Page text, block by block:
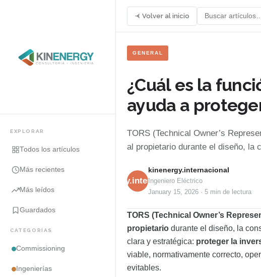
EXPLORAR
Todos los artículos
Más recientes
Más leídos
Guardados
CATEGORÍAS
Commissioning
Ingenierías
Volver al inicio
GENERAL
¿Cuál es la
ayuda a
TORS (Technical Owner’s
al propietario durante el diseño, la
kinenergy.internacional
kinenergy.internacional
Ingeniero Eléctrico
January 15, 2026 · 5 min de lectura
TORS (Technical Owner’s
propietario durante el diseño, la
clara y estratégica: proteger la
viable, normativamente correcto,
evitables.